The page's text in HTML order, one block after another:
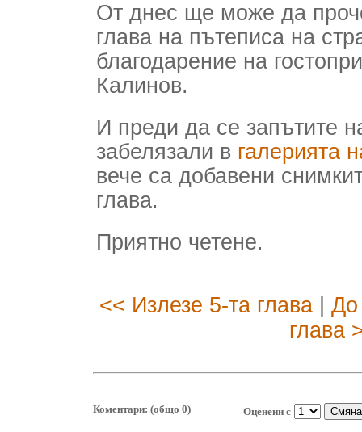
От днес ще може да
глава на пътеписа на
благодарение на
Калинов.
И преди да се запътите
забелязали в галерията
вече са добавени
глава.
Приятно четене.
<< Излезе 5-та глава| До
глава
Коментари: (общо 0) Оценени с